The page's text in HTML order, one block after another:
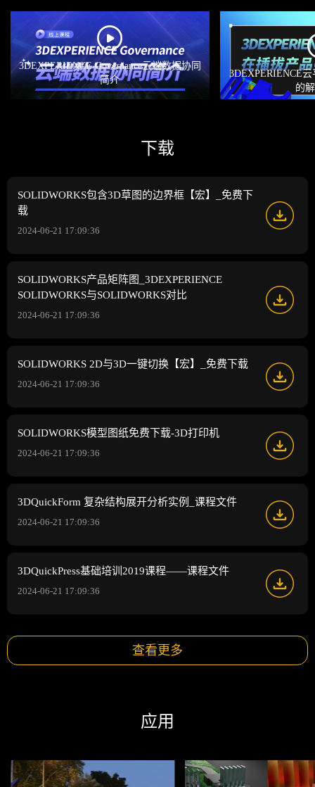
3DEXPERIENCE Governance云端数据协同
简介
3DEXPERIENCE
的
下载
SOLIDWORKS包含3D草图的边界框【宏】_免费下
载
2024-06-21 17:09:36
SOLIDWORKS产品矩阵图_3DEXPERIENCE
SOLIDWORKS与SOLIDWORKS对比
2024-06-21 17:09:36
SOLIDWORKS 2D与3D一键切换【宏】_免费下载
2024-06-21 17:09:36
SOLIDWORKS模型图纸免费下载-3D打印机
2024-06-21 17:09:36
3DQuickForm 复杂结构展开分析实例_课程文件
2024-06-21 17:09:36
3DQuickPress基础培训2019课程——课程文件
2024-06-21 17:09:36
查看更多
应用